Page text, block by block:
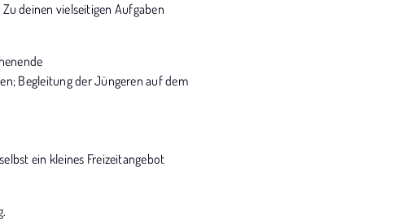
deinen vielseitigen Aufgaben
Begleitung der Jüngeren auf dem
ein kleines Freizeitangebot